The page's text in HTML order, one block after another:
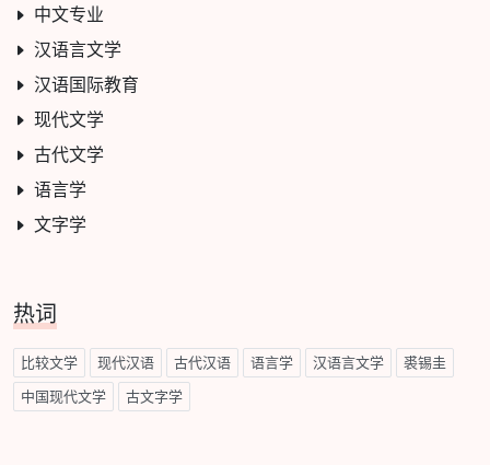
中文专业
汉语言文学
汉语国际教育
现代文学
古代文学
语言学
文字学
热词
比较文学 现代汉语 古代汉语 语言学 汉语言文学 裘锡圭
中国现代文学 古文字学